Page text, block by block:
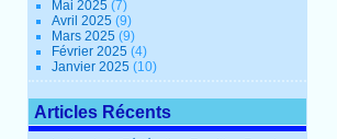
Mai 2025(7)
Avril 2025(9)
Mars 2025(9)
Février 2025(4)
Janvier 2025(10)
Articles Récents